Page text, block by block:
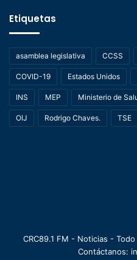
Etiquetas
asamblea legislativa CCSS
COVID-19 Estados Unidos
INS MEP Ministerio de
OIJ Rodrigo Chaves. TSE
CRC89.1 FM - Noticias -
Contáctanos: